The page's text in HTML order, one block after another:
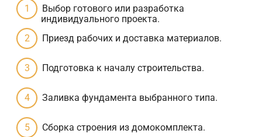
Выбор готового или разработка
индивидуального проекта.
Приезд рабочих и доставка материалов.
Подготовка к началу строительства.
Заливка фундамента выбранного типа.
Сборка строения из домокомплекта.